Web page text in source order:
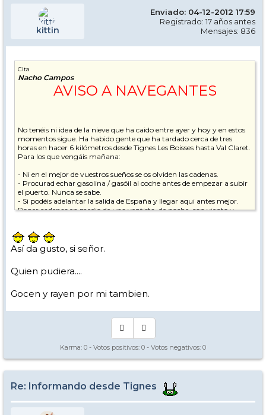
kittin
Enviado: 04-12-2012 17:59
Registrado: 17 años antes
Mensajes: 836
Cita
Nacho Campos
AVISO A NAVEGANTES
No tenéis ni idea de la nieve que ha caido entre ayer y hoy y en estos
momentos sigue. Ha habido gente que ha tardado cerca de tres
horas en hacer 6 kilómetros desde Tignes Les Boisses hasta Val Claret.
Para los que vengáis mañana:
- Ni en el mejor de vuestros sueños se os olviden las cadenas.
- Procurad echar gasolina / gasóil al coche antes de empezar a subir
el puerto. Nunca se sabe.
- Si podéis adelantar la salida de España y llegar aqui antes mejor.
Poner cadenas en medio de una ventista, de noche, con viento y
Para aquellos que no tengáis guía en la estación, procurad enteraos
bien de dónde os tenéis que presentar. Si alguno está perdido y no
recepción del edificio Schuss durante casi toda la noche, asi que
temporadas por delante y un abrazo desde Tignes.
Así da gusto, si señor.
Quien pudiera....
Gocen y rayen por mi tambien.
Karma: 0 - Votos positivos: 0 - Votos negativos: 0
Re: Informando desde Tignes